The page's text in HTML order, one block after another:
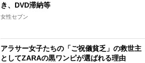
き、DVD滞納等
女性セブン
アラサー女子たちの「ご祝儀貧乏」の救世主
としてZARAの黒ワンピが選ばれる理由